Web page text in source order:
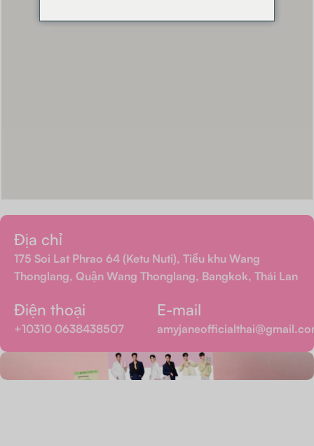
Địa chỉ
175 Soi Lat Phrao 64 (Ketu Nuti), Tiểu khu Wang
Thonglang, Quận Wang Thonglang, Bangkok, Thái Lan
Điện thoại
+10310 0638438507
E-mail